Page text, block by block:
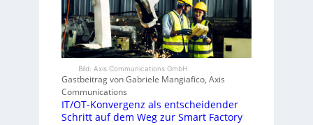
Bild: Axis Communications GmbH
Gastbeitrag von Gabriele Mangiafico, Axis
Communications
IT/OT-Konvergenz als entscheidender
Schritt auf dem Weg zur Smart Factory